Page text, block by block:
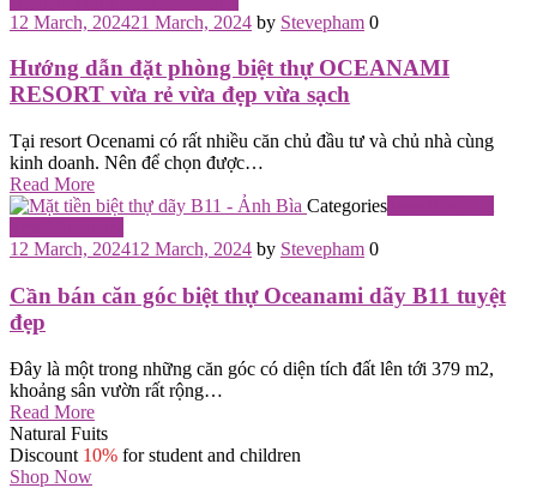
12 March, 202421 March, 2024 by Stevepham 0
Hướng dẫn đặt phòng biệt thự OCEANAMI
RESORT vừa rẻ vừa đẹp vừa sạch
Tại resort Ocenami có rất nhiều căn chủ đầu tư và chủ nhà cùng
kinh doanh. Nên để chọn được…
Read More
Categories
12 March, 202412 March, 2024 by Stevepham 0
Cần bán căn góc biệt thự Oceanami dãy B11 tuyệt
đẹp
Đây là một trong những căn góc có diện tích đất lên tới 379 m2,
khoảng sân vườn rất rộng…
Read More
Natural Fuits
Discount 10% for student and children
Shop Now